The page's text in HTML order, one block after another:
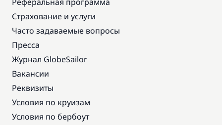
Страхование и услуги
Часто задаваемые вопросы
Пресса
Журнал GlobeSailor
Вакансии
Реквизиты
Условия по круизам
Условия по бербоут